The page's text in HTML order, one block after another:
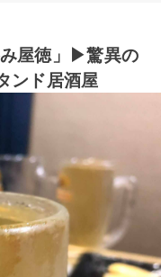
み屋徳」▶驚異の
ンド居酒屋